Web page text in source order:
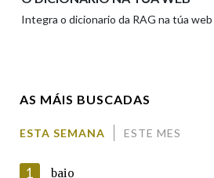
Integra o dicionario da RAG na túa web
AS MÁIS BUSCADAS
ESTA SEMANA ESTE MES
1 baio